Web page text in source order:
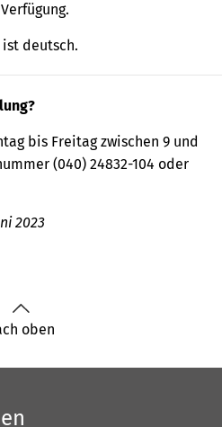
ist deutsch.
bis Freitag zwischen 9 und
(040) 24832-104 oder
2023
oben